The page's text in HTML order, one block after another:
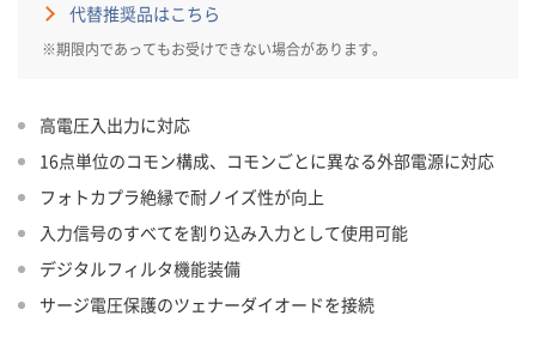
代替推奨品はこちら
※期限内であってもお受けできない場合があります。
高電圧入出力に対応
16点単位のコモン構成、コモンごとに異なる外部電源に対応
フォトカプラ絶縁で耐ノイズ性が向上
入力信号のすべてを割り込み入力として使用可能
デジタルフィルタ機能装備
サージ電圧保護のツェナーダイオードを接続